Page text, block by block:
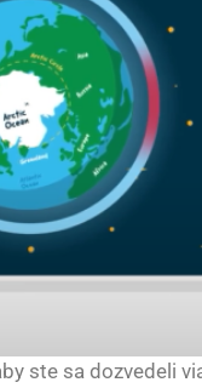
ste sa dozvedeli